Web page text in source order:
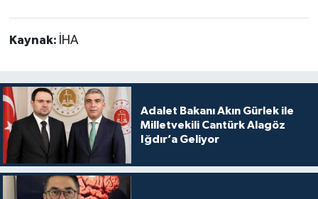
Kaynak: İHA
Adalet Bakanı Akın Gürlek ile
Milletvekili Cantürk Alagöz
Iğdır’a Geliyor